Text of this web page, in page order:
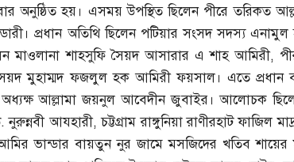
অনুষ্ঠিত হয়। এসময় উপস্থিত ছিলেন পীরে তরিকত
প্রধান অতিথি ছিলেন পটিয়ার সংসদ সদস্য
মাওলানা শাহসুফি সৈয়দ আসারার এ শাহ আমিরী,
মুহাম্মদ ফজলুল হক আমিরী ফয়সাল। এতে প্রধান
অধ্যক্ষ আল্লামা জয়নুল আবেদীন জুবাইর। আলোচক
.নুরুন্নবী আযহারী,চট্টগ্রাম রাঙ্গুনিয়া রাণীরহাট ফাজিল
ভান্ডার বায়তুন নুর জামে মসজিদের খতিব শায়ের